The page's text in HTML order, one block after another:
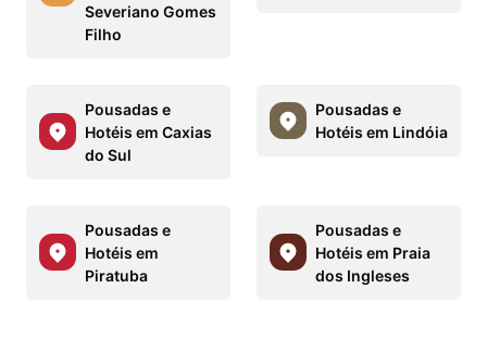
Severiano Gomes
Filho
Pousadas e
Hotéis em Caxias
do Sul
Pousadas e
Hotéis em Lindóia
Pousadas e
Hotéis em
Piratuba
Pousadas e
Hotéis em Praia
dos Ingleses